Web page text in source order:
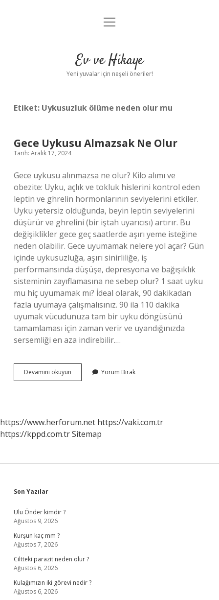
Anasayfa
Yasal Uyarı
menüyü
Ev ve Hikaye
Yeni yuvalar için neşeli öneriler!
Etiket: Uykusuzluk ölüme neden olur mu
Gece Uykusu Almazsak Ne Olur
Tarih: Aralık 17, 2024
Gece uykusu alınmazsa ne olur? Kilo alımı ve
obezite: Uyku, açlık ve tokluk hislerini kontrol eden
leptin ve ghrelin hormonlarının seviyelerini etkiler.
Uyku yetersiz olduğunda, beyin leptin seviyelerini
düşürür ve ghrelini (bir iştah uyarıcısı) artırır. Bu
değişiklikler gece geç saatlerde aşırı yeme isteğine
neden olabilir. Gece uyumamak nelere yol açar? Gün
içinde uykusuzluğa, aşırı sinirliliğe, iş
performansında düşüşe, depresyona ve bağışıklık
sisteminin zayıflamasına ne sebep olur? 1 saat uyku
mu hiç uyumamak mı? İdeal olarak, 90 dakikadan
fazla uyumaya çalışmalısınız. 90 ila 110 dakika
uyumak vücudunuza tam bir uyku döngüsünü
tamamlaması için zaman verir ve uyandığınızda
sersemliği en aza indirebilir.…
Devamını okuyun
Uykusu
Yorum Bırak
https://www.herforum.net https://vaki.com.tr
https://kppd.com.trSitemap
Sidebar
Son Yazılar
Ulu Önder kimdir ?
Ağustos 9, 2026
Kurşun kaç mm ?
Ağustos 7, 2026
Ciltteki parazit neden olur ?
Ağustos 6, 2026
Kulağımızın iki görevi nedir ?
Ağustos 6, 2026